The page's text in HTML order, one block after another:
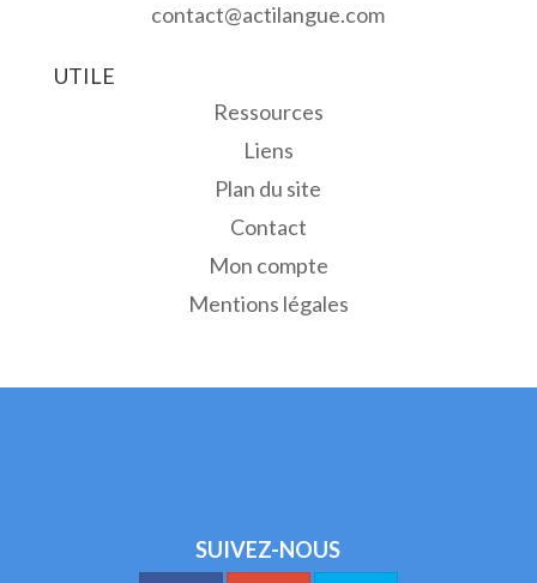
contact@actilangue.com
UTILE
Ressources
Liens
Plan du site
Contact
Mon compte
Mentions légales
SUIVEZ-NOUS